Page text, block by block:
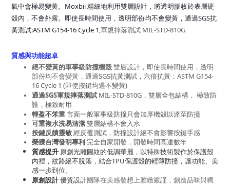
氣中會極易變黃。Moxbii 精細地利用雙層設計，將透明膠收於表層硬
殼內，不會外露。即使長時間使用，透明部份均不會變黃，通過SGS抗
黃測試:ASTM G154-16 Cycle 1,軍規摔落測試 MIL-STD-810G
質感與功能超卓
絕不變黃的軍事級防撞機殼 雙層設計，即使長時間使用，透明
部份均不會變黃， 通過SGS抗黃測試，六倍抗黃：ASTM G154-
16 Cycle 1 (即使按鍵均過不變黃)
通過SGS軍規摔落測試 MIL-STD-810G，雙層全包結構， 極致防
護，極致耐用
輕盈不笨重 市面一般軍事級防撞只會加厚機殼以達至防撞
可重複水洗易清潔 雙層結構不會入水
按鍵反饋靈敏 經反覆測試，防撞設計絕不會影響按鍵手感
榮獲台灣發明專利 完全自家開發，開發時間高達數年
質感提升 原創光雕圖紋的低調華麗，以特殊技術製作於保護殼
內裡，紋路絕不脫落，結合TPU保護殼的輕薄防撞，讓功能、美
感一步到位。
原創設計優質設計團隊在美感發想上雅緻嚴謹，創造品味與獨